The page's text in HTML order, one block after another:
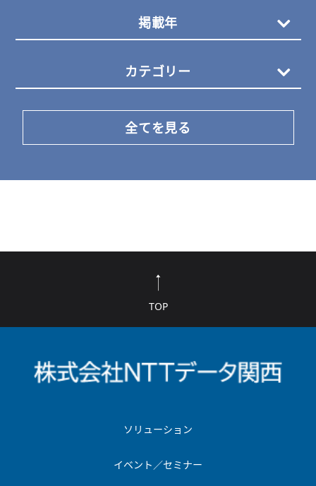
掲載年
カテゴリー
全てを見る
TOP
ソリューション
イベント／セミナー